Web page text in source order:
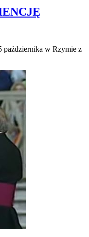
października w Rzymie z